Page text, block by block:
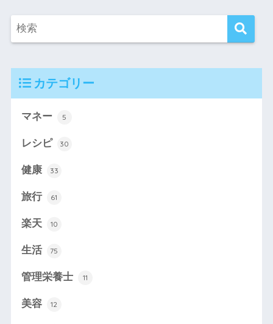
カテゴリー
マネー 5
レシピ 30
健康 33
旅行 61
楽天 10
生活 75
管理栄養士 11
美容 12